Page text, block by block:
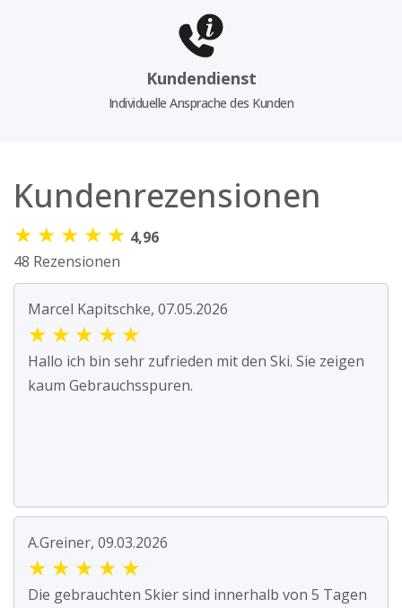
Kundendienst
Individuelle Ansprache des Kunden
Kundenrezensionen
★ ★ ★ ★ ★ 4,96
48 Rezensionen
Marcel Kapitschke, 07.05.2026
★ ★ ★ ★ ★
Hallo ich bin sehr zufrieden mit den Ski. Sie zeigen
kaum Gebrauchsspuren.
A.Greiner, 09.03.2026
★ ★ ★ ★ ★
Die gebrauchten Skier sind innerhalb von 5 Tagen